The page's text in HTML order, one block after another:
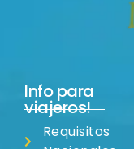
Info para
viajeros!
Requisitos